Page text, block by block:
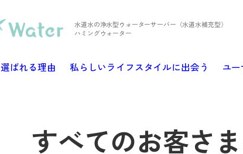
水道水の浄水型ウォーターサーバー（水道水補充型）
ハミングウォーター
選ばれる理由 私らしいライフスタイルに出会う ユ
すべてのお客さ